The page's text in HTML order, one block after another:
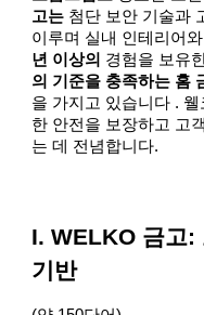
고는 첨단 보안 기술과
이루며 실내 인테리어
년 이상의 경험을 보유
의 기준을 충족하는 홈
을 가지고 있습니다 . 웰
한 안전을 보장하고 고
는 데 전념합니다.
I. WELKO 금고:
기반